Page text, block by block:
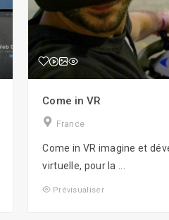
Come in VR
France
Come in VR imagine et
virtuelle, pour la ...
Prévisualiser